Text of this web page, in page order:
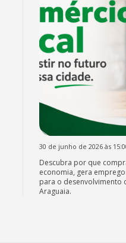
30 de junho de 2026 às
Descubra por que
economia, gera
para o desenvolvimento
Araguaia.